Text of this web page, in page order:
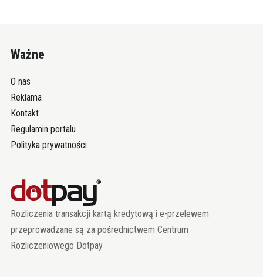
Ważne
O nas
Reklama
Kontakt
Regulamin portalu
Polityka prywatności
Rozliczenia transakcji kartą kredytową i e-przelewem
przeprowadzane są za pośrednictwem Centrum
Rozliczeniowego Dotpay